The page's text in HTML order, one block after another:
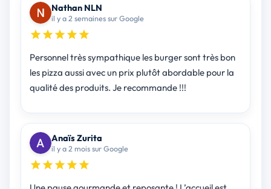
Nathan NLN
il y a 2 semaines sur Google
Personnel très sympathique les burger sont très bon
les pizza aussi avec un prix plutôt abordable pour la
qualité des produits. Je recommande !!!
Anaïs Zurita
il y a 2 mois sur Google